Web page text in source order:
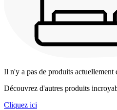
Il n'y a pas de produits actuellement
Découvrez d'autres produits
Cliquez ici